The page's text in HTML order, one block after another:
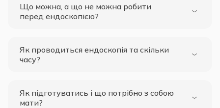
Що можна, а що не можна робити
перед ендоскопією?
Як проводиться ендоскопія та скільки
часу?
Як підготуватись і що потрібно з собою
мати?